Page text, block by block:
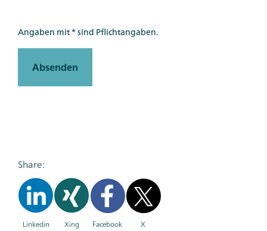
Angaben mit * sind Pflichtangaben.
Absenden
Share:
Linkedin Xing Facebook X